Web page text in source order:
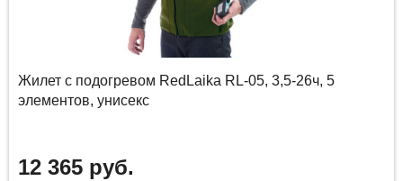
Жилет с подогревом RedLaika RL-05, 3,5-26ч, 5
элементов, унисекс
12 365 руб.